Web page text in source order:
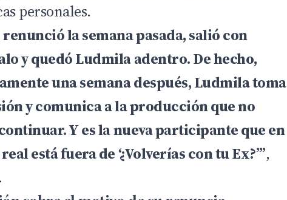
personales.
renunció la semana pasada, salió con
y quedó Ludmila adentro. De hecho,
una semana después, Ludmila toma
y comunica a la producción que no
Y es la nueva participante que en
está fuera de ‘¿Volverías con tu Ex?’”,